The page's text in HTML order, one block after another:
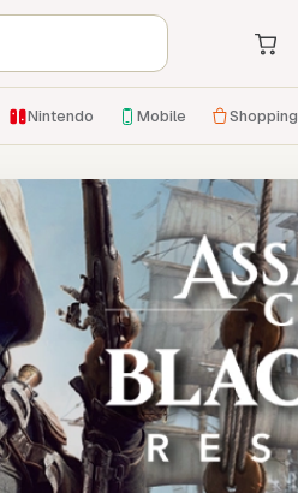
Nintendo Mobile Shopping